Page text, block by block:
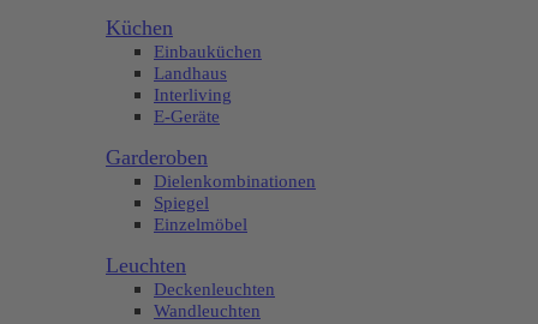
Küchen
Einbauküchen
Landhaus
Interliving
E-Geräte
Garderoben
Dielenkombinationen
Spiegel
Einzelmöbel
Leuchten
Deckenleuchten
Wandleuchten